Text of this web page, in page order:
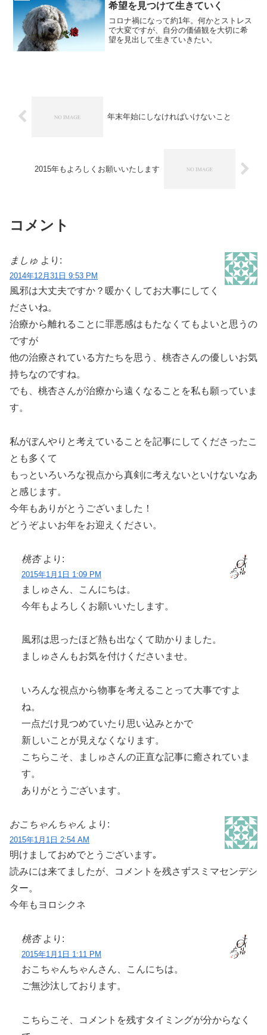
希望を見つけて生きていく
コロナ禍になって約1年。何かとストレス
で大変ですが、自分の価値観を大切に希
望を見出して生きていきたい。
年末年始にしなければいけないこと
2015年もよろしくお願いいたします
コメント
ましゅ より:
2014年12月31日 9:53 PM
風邪は大丈夫ですか？暖かくしてお大事にしてく
ださいね。
治療から離れることに罪悪感はもたなくてもよいと思うの
ですが
他の治療されている方たちを思う、桃杏さんの優しいお気
持ちなのですね。
でも、桃杏さんが治療から遠くなることを私も願っていま
す。
私がぼんやりと考えていることを記事にしてくださったこ
とも多くて
もっといろいろな視点から真剣に考えないといけないなあ
と感じます。
今年もありがとうございました！
どうぞよいお年をお迎えください。
桃杏 より:
2015年1月1日 1:09 PM
ましゅさん、こんにちは。
今年もよろしくお願いいたします。
風邪は思ったほど熱も出なくて助かりました。
ましゅさんもお気を付けくださいませ。
いろんな視点から物事を考えることって大事ですよ
ね。
一点だけ見つめていたり思い込みとかで
新しいことが見えなくなります。
こちらこそ、ましゅさんの正直な記事に癒されていま
す。
ありがとうございます。
おこちゃんちゃん より:
2015年1月1日 2:54 AM
明けましておめでとうございます｡
読みには来てましたが、コメントを残さずスミマセンデシ
ター。
今年もヨロシクネ
桃杏 より:
2015年1月1日 1:11 PM
おこちゃんちゃんさん、こんにちは。
ご無沙汰しております。
こちらこそ、コメントを残すタイミングが分からなく